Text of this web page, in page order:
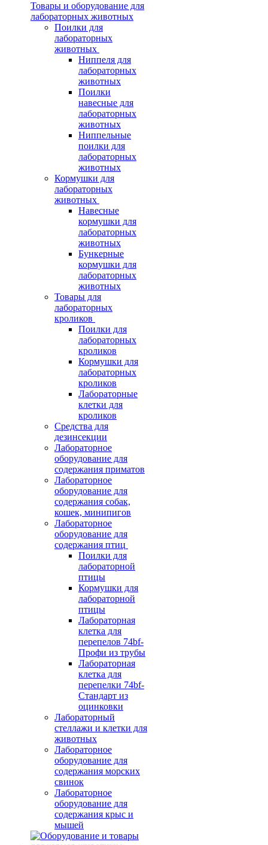
Товары и оборудование для
лабораторных животных
Поилки для
лабораторных
животных
Ниппеля для
лабораторных
животных
Поилки
навесные для
лабораторных
животных
Ниппельные
поилки для
лабораторных
животных
Кормушки для
лабораторных
животных
Навесные
кормушки для
лабораторных
животных
Бункерные
кормушки для
лабораторных
животных
Товары для
лабораторных
кроликов
Поилки для
лабораторных
кроликов
Кормушки для
лабораторных
кроликов
Лабораторные
клетки для
кроликов
Средства для
дезинсекции
Лабораторное
оборудование для
содержания приматов
Лабораторное
оборудование для
содержания собак,
кошек, минипигов
Лабораторное
оборудование для
содержания птиц
Поилки для
лабораторной
птицы
Кормушки для
лабораторной
птицы
Лабораторная
клетка для
перепелов 74bf-
Профи из трубы
Лабораторная
клетка для
перепелки 74bf-
Стандарт из
оцинковки
Лабораторный
стеллажи и клетки для
животных
Лабораторное
оборудование для
содержания морских
свинок
Лабораторное
оборудование для
содержания крыс и
мышей